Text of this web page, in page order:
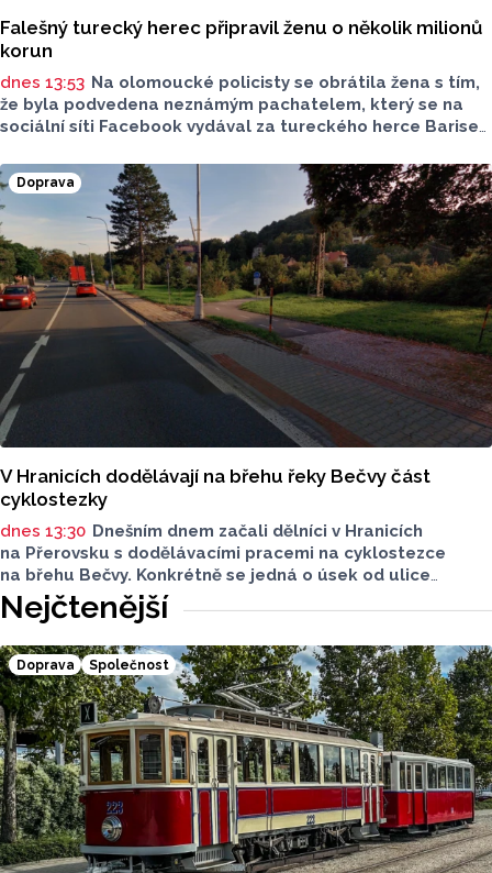
Falešný turecký herec připravil ženu o několik milionů
korun
dnes 13:53 Na olomoucké policisty se obrátila žena s tím,
že byla podvedena neznámým pachatelem, který se na
sociální síti Facebook vydával za tureckého herce Barise
přesahují částku 8 milionů korun.
Doprava
V Hranicích dodělávají na břehu řeky Bečvy část
cyklostezky
dnes 13:30 Dnešním dnem začali dělníci v Hranicích
na Přerovsku s dodělávacími pracemi na cyklostezce
na břehu Bečvy. Konkrétně se jedná o úsek od ulice
Přísady po Partyzánskou, kde bude dodělán
asfaltobetonový povrch. Práce mají skončit do tří měsíců.
Nejčtenější
Doprava Společnost